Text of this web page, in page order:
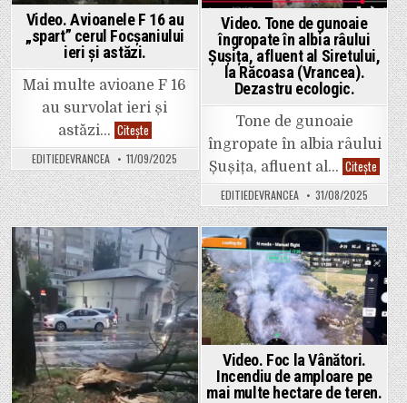
Focșani
și
Garoafa.
Video. Avioanele F 16 au
„spart” cerul Focșaniului
ieri și astăzi.
Mai multe avioane F 16
au survolat ieri și
astăzi… CiteșteVideo.
Avioanele
F
16
au
„spart”
cerul
Focșaniului
ieri
și
astăzi.
EDITIEDEVRANCEA 11/09/2025
Video. Tone de gunoaie
îngropate în albia râului
Șușița, afluent al Siretului,
la Răcoasa (Vrancea).
Dezastru ecologic.
Tone de gunoaie
îngropate în albia râului
Șușița, afluent al… Citește Video.
Tone
de
în
albia
râului
Șușița,
al
la
EDITIEDEVRANCEA 31/08/2025
Posted
in
Posted
in
Video. Foc la Vânători.
Incendiu de amploare pe
mai multe hectare de teren.